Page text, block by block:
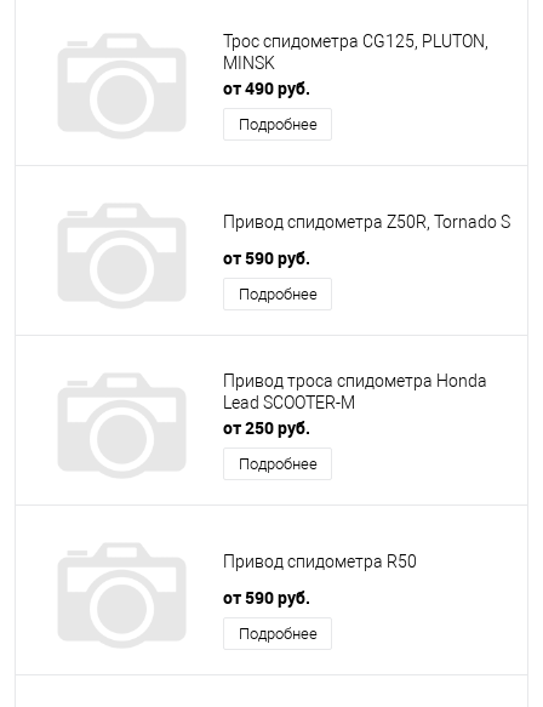
Трос спидометра CG125, PLUTON,
MINSK
от 490 руб.
Подробнее
Привод спидометра Z50R, Tornado S
от 590 руб.
Подробнее
Привод троса спидометра Honda
Lead SCOOTER-M
от 250 руб.
Подробнее
Привод спидометра R50
от 590 руб.
Подробнее